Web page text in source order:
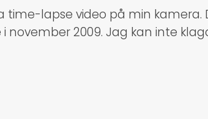
time-lapse video på min kamera.
november 2009. Jag kan inte